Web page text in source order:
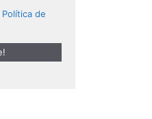
Política de